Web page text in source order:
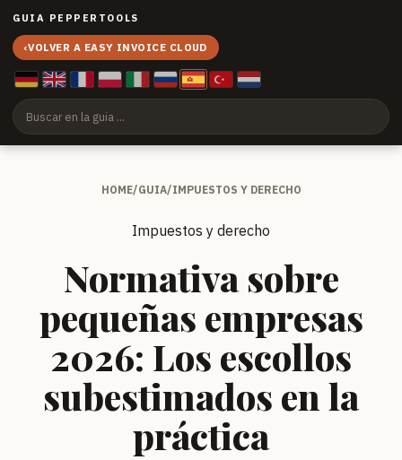
GUIA PEPPERTOOLS
‹VOLVER A EASY INVOICE CLOUD
HOME/GUIA/IMPUESTOS Y DERECHO
Impuestos y derecho
Normativa sobre
pequeñas empresas
2026: Los escollos
subestimados en la
práctica